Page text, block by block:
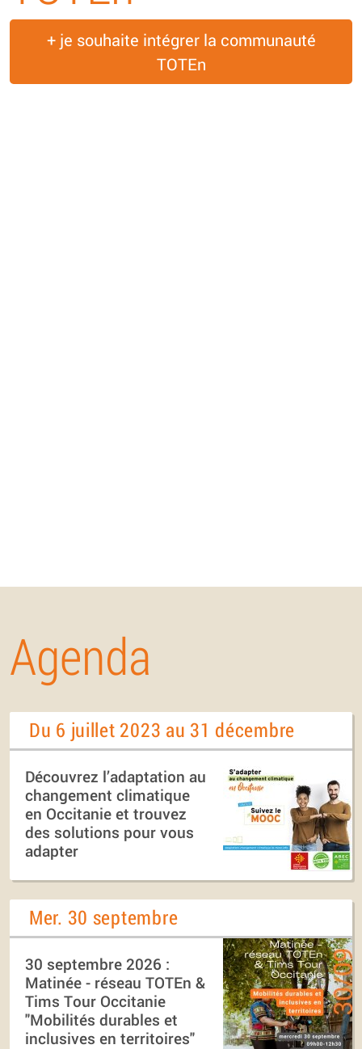
+ je souhaite intégrer la communauté
TOTEn
Agenda
Du 6 juillet 2023 au 31 décembre
Découvrez l’adaptation au
changement climatique
en Occitanie et trouvez
des solutions pour vous
adapter
Mer. 30 septembre
30 septembre 2026 :
Matinée - réseau TOTEn &
Tims Tour Occitanie
"Mobilités durables et
inclusives en territoires"